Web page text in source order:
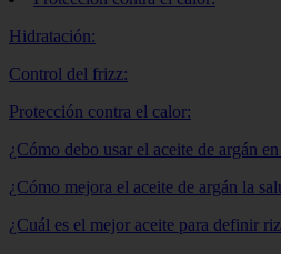
Hidratación:
Control del frizz:
Protección contra el calor:
¿Cómo debo usar el aceite de argán
¿Cómo mejora el aceite de argán la
¿Cuál es el mejor aceite para definir